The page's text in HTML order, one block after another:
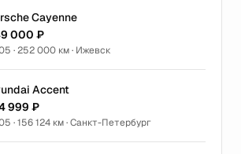
Cayenne
000 ₽
· 252 000 км · Ижевск
Accent
999 ₽
· 156 124 км · Санкт-Петербург